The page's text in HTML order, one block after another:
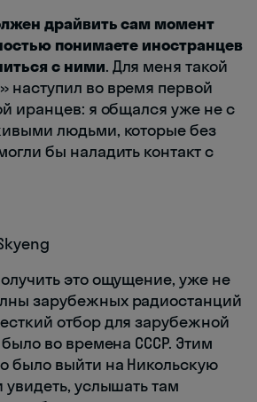
драйвить сам момент
понимаете иностранцев
с ними. Для меня такой
наступил во время первой
иранцев: я общался уже не с
людьми, которые без
бы наладить контакт с
это ощущение, уже не
зарубежных радиостанций
отбор для зарубежной
во времена СССР. Этим
было выйти на Никольскую
услышать там